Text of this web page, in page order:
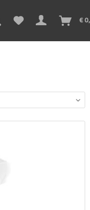
€